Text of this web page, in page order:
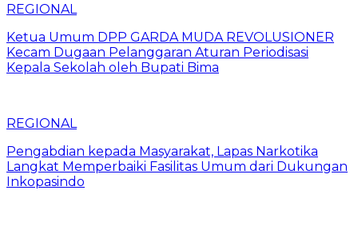
REGIONAL
Ketua Umum DPP GARDA MUDA REVOLUSIONER
Kecam Dugaan Pelanggaran Aturan Periodisasi
Kepala Sekolah oleh Bupati Bima
REGIONAL
Pengabdian kepada Masyarakat, Lapas Narkotika
Langkat Memperbaiki Fasilitas Umum dari Dukungan
Inkopasindo